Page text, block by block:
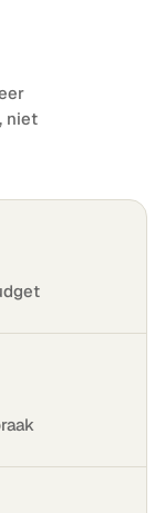
niet